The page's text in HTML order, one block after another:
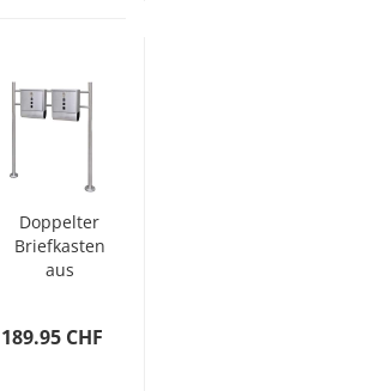
Doppelter
Briefkasten
aus
Ständer
189.95 CHF